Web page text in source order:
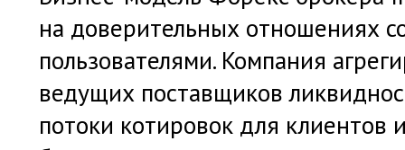
на доверительных отношениях
пользователями. Компания
ведущих поставщиков
потоки котировок для